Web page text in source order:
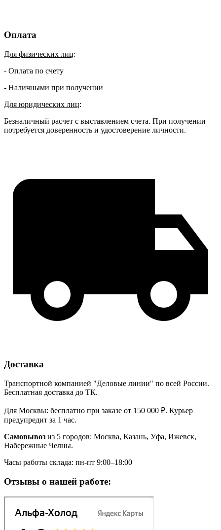
Оплата
Для физических лиц:
- Оплата по счету
- Наличными при получении
Для юридических лиц:
Безналичный расчет с выставлением счета. При получении
потребуется доверенность и удостоверение личности.
Доставка
Транспортной компанией "Деловые линии" по всей России.
Бесплатная доставка до ТК.
Для Москвы: бесплатно при заказе от 150 000 ₽. Курьер
предупредит за 1 час.
Самовывоз из 5 городов: Москва, Казань, Уфа, Ижевск,
Набережные Челны.
Часы работы склада: пн-пт 9:00–18:00
Отзывы о нашей работе: